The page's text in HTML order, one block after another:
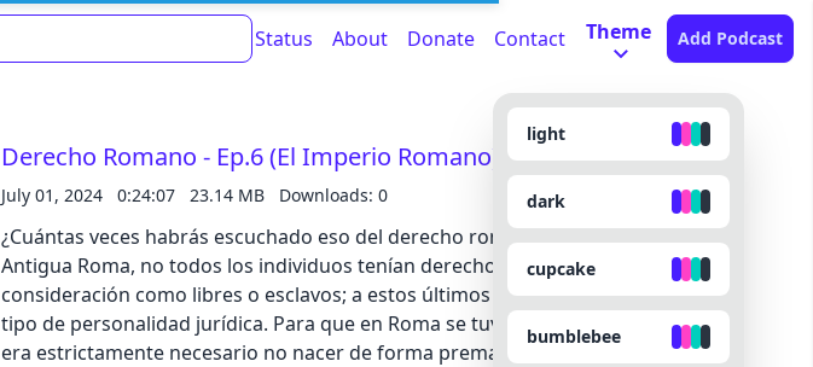
Status About Donate Contact Theme
light
dark
cupcake
bumblebee
Add Podcast
Derecho Romano - Ep.6 (El Imperio Romano)
July 01, 2024 0:24:07 23.14 MB Downloads: 0
¿Cuántas veces habrás escuchado eso del derecho romano, verdad? En la
Antigua Roma, no todos los individuos tenían derechos y de ello dependía su
consideración como libres o esclavos; a estos últimos se les negaba cualquier
tipo de personalidad jurídica. Para que en Roma se tuviese personalidad jurídica
era estrictamente necesario no nacer de forma prematura, estar vivo (era